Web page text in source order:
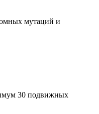
мутаций и
30 подвижных